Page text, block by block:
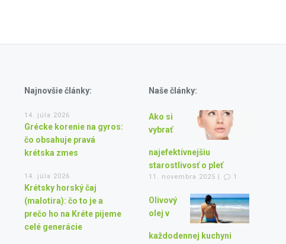
Najnovšie články:
14. júla 2026
Grécke korenie na gyros:
čo obsahuje pravá
krétska zmes
14. júla 2026
Krétsky horský čaj
(malotira): čo to je a
prečo ho na Kréte pijeme
celé generácie
Naše články:
Ako si
vybrať
najefektívnejšiu
starostlivosť o pleť
11. novembra 2025 | 1
Olivový
olej v
každodennej kuchyni